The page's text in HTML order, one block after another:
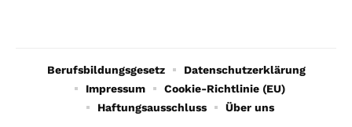
Berufsbildungsgesetz
Datenschutzerklärung
Impressum
Cookie-Richtlinie (EU)
Haftungsausschluss
Über uns